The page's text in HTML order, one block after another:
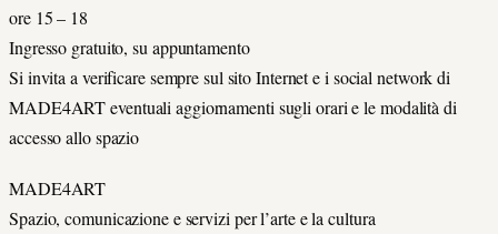
ore 15 – 18
Ingresso gratuito, su appuntamento
Si invita a verificare sempre sul sito Internet e i social network di
MADE4ART eventuali aggiornamenti sugli orari e le modalità di
accesso allo spazio
MADE4ART
Spazio, comunicazione e servizi per l’arte e la cultura